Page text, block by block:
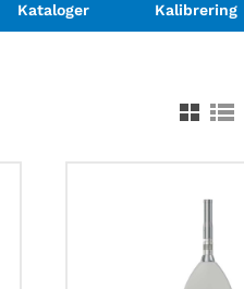
Kataloger Kalibrering